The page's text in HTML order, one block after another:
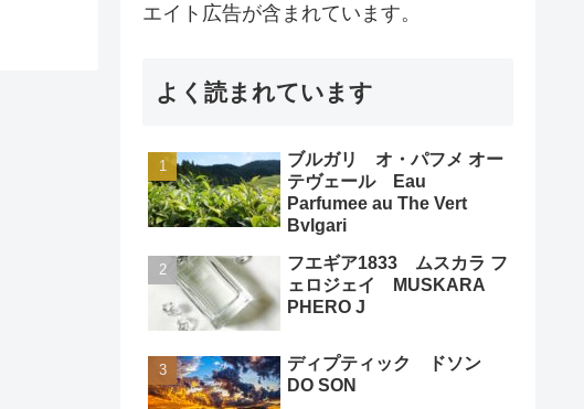
エイト広告が含まれています。
よく読まれています
ブルガリ オ・パフメ オー
テヴェール Eau
Parfumee au The Vert
Bvlgari
フエギア1833 ムスカラ フ
ェロジェイ MUSKARA
PHERO J
ディプティック ドソン
DO SON